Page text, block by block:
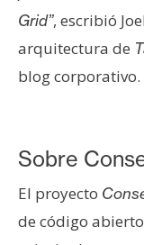
n
s
a
e
a
s
Grid”, escribió
arquitectura de
blog corporativo.
Sobre
El proyecto
de código